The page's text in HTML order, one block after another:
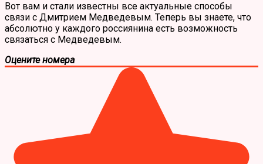
Вот вам и стали известны все актуальные способы
связи с Дмитрием Медведевым. Теперь вы знаете, что
абсолютно у каждого россиянина есть возможность
связаться с Медведевым.
Оцените номера